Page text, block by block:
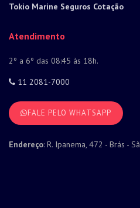
Tokio Marine Seguros Cotação
Atendimento
2º a 6º das 08:45 às 18h.
11 2081-7000
FALE PELO WHATSAPP
Endereço: R. Ipanema, 472 - Brás -